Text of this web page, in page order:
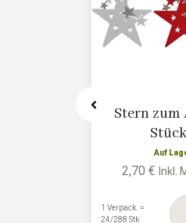
Stern zum
Auf
2,70 € Inkl.
1 Verpack. =
24/288 Stk